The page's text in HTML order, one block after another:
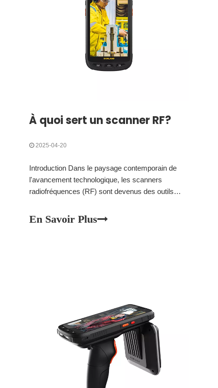
À quoi sert un scanner RF?
2025-04-20
Introduction Dans le paysage contemporain de
l'avancement technologique, les scanners
radiofréquences (RF) sont devenus des outils
exploitent des champs électromagnétiques pour
En Savoir Plus